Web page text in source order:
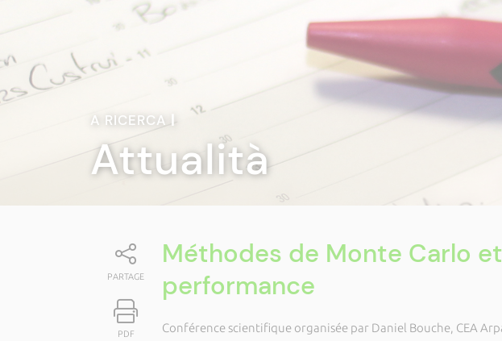
A RICERCA|
Attualità
PARTAGE
PDF
Méthodes de Monte Carlo
performance
Conférence scientifique organisée par Daniel Bouche, CEA